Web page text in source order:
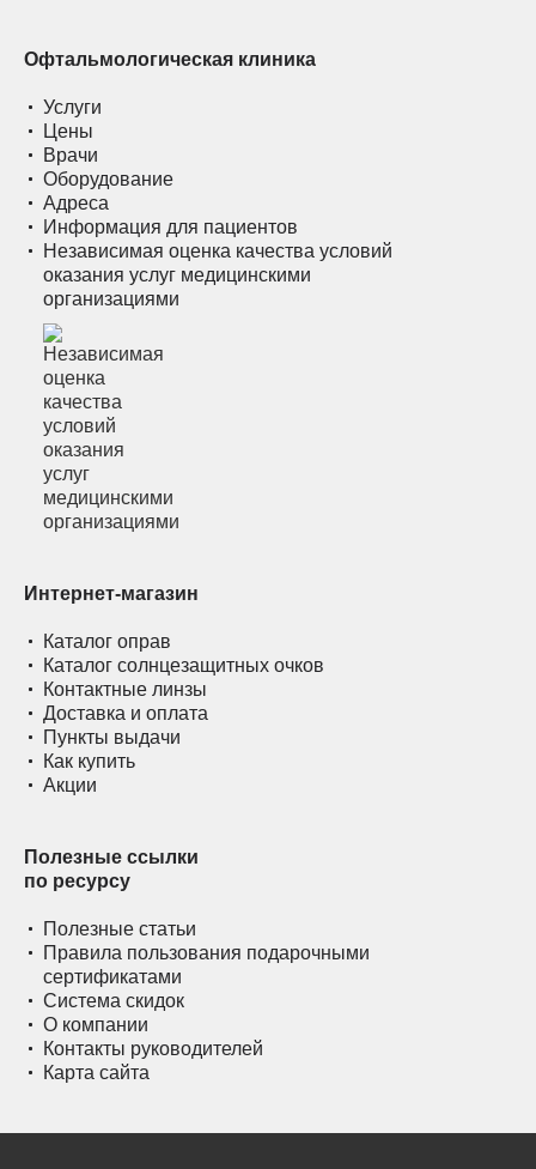
Офтальмологическая клиника
Услуги
Цены
Врачи
Оборудование
Адреса
Информация для пациентов
Независимая оценка качества условий
оказания услуг медицинскими
организациями
Интернет-магазин
Каталог оправ
Каталог солнцезащитных очков
Контактные линзы
Доставка и оплата
Пункты выдачи
Как купить
Акции
Полезные ссылки
по ресурсу
Полезные статьи
Правила пользования подарочными
сертификатами
Система скидок
О компании
Контакты руководителей
Карта сайта